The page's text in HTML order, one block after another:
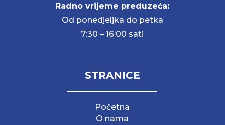
Radno vrijeme preduzeća:
Od ponedjeljka do petka
7:30 – 16:00 sati
STRANICE
Početna
O nama